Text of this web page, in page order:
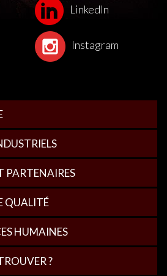
LinkedIn
Instagram
PARTENAIRES
QUALITÉ
HUMAINES
?